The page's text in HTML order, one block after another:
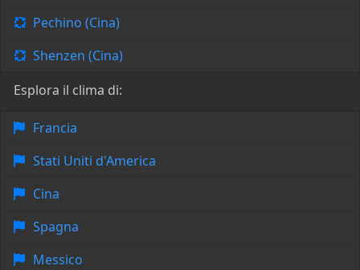
Pechino (Cina)
Shenzen (Cina)
Esplora il clima di:
Francia
Stati Uniti d'America
Cina
Spagna
Messico